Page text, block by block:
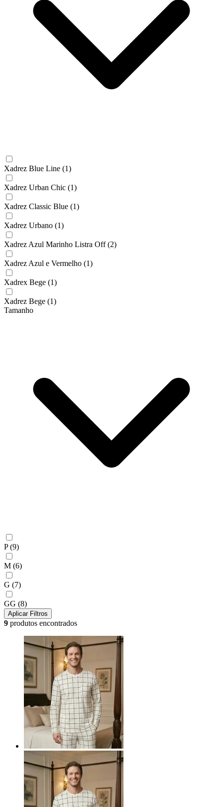
Xadrez Blue Line (1)
Xadrez Urban Chic (1)
Xadrez Classic Blue (1)
Xadrez Urbano (1)
Xadrez Azul Marinho Listra Off(2)
Xadrez Azul e Vermelho (1)
Xadrex Bege (1)
Xadrez Bege (1)
Tamanho
P(9)
M (6)
G (7)
GG (8)
Aplicar Filtros
9 produtos encontrados